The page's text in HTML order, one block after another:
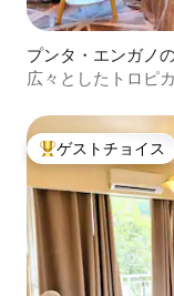
プンタ・エンガノ
広々としたトロピ
大好評のゲストチ
ゲストチョイス